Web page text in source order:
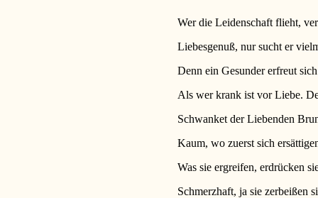
Wer die Leidenschaft flieht,
Liebesgenuß, nur sucht er
Denn ein Gesunder erfreut
Als wer krank ist vor Liebe.
Schwanket der Liebenden
Kaum, wo zuerst sich
Was sie ergreifen, erdrücken
Schmerzhaft, ja sie zerbeißen